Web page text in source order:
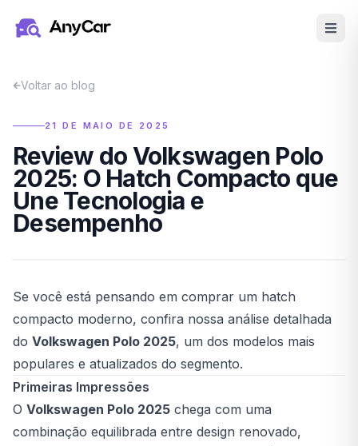
Voltar ao blog
21 DE MAIO DE 2025
Review do Volkswagen Polo
2025: O Hatch Compacto que
Une Tecnologia e
Desempenho
Se você está pensando em comprar um hatch
compacto moderno, confira nossa análise detalhada
do Volkswagen Polo 2025, um dos modelos mais
populares e atualizados do segmento.
Primeiras Impressões
O Volkswagen Polo 2025 chega com uma
combinação equilibrada entre design renovado,